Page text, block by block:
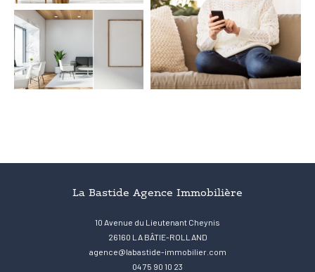
La Bastide Agence Immobilière
04 75 90 10 23
agence@labastide-immobilier.com
10 Avenue du Lieutenant Cheynis
26160
LA BÂTIE-ROLLAND
Coups de coeur Exclusivités Nouveautés
RECHERCHER